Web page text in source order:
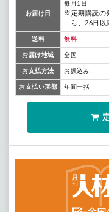
お届け日
毎月1日
※定期購読の
ら、26日以
送料 無料
お届け地域 全国
お支払方法 お振込み
お支払い形態 年間一括